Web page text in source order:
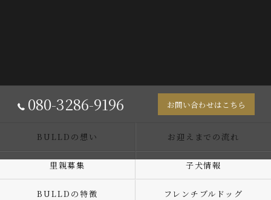
080-3286-9196 お問い合わせはこちら
BULLDの想い お迎えまでの流れ
里親募集 子犬情報
BULLDの特徴 フレンチブルドッグ